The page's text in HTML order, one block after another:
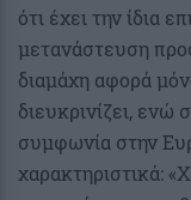
ότι έχει την ίδια
μετανάστευση
διαμάχη αφορά
διευκρινίζει, ενώ
συμφωνία στην
χαρακτηριστικά: